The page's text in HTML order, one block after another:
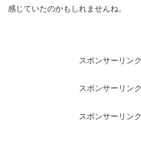
感じていたのかもしれませんね。
スポンサーリンク
スポンサーリンク
スポンサーリンク